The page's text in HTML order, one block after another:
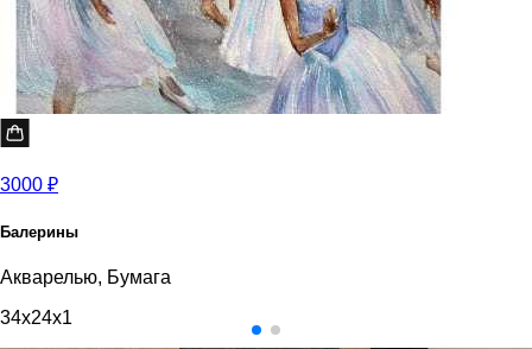
3000 ₽
Балерины
Акварелью, Бумага
34x24x1